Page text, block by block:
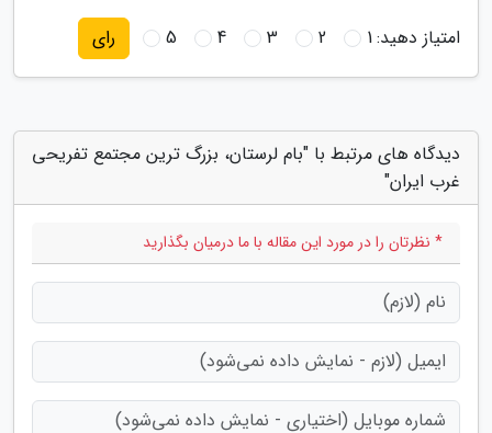
امتیاز دهید:1
2
3
4
5 رای
دیدگاه های مرتبط با "بام لرستان، بزرگ ترین مجتمع تفریحی
غرب ایران"
* نظرتان را در مورد این مقاله با ما درمیان بگذارید